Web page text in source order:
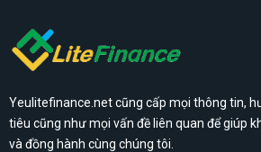
Yeulitefinance.net cũng cấp mọi thông tin,
tiêu cũng như mọi vấn đề liên quan để giúp
và đồng hành cùng chúng tôi.